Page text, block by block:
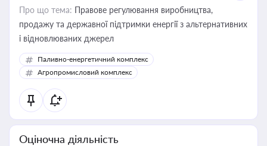
Про що тема: Правове регулювання виробництва,
продажу та державної підтримки енергії з альтернативних
і відновлюваних джерел
Паливно-енергетичний комплекс
Агропромисловий комплекс
Оціночна діяльність